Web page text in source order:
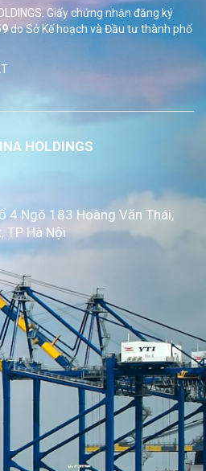
Giấy chứng nhận đăng ký
do SởKế hoạch và Đầu tư thành phố
HOLDINGS
4 Ngõ 183 Hoàng Văn Thái,
TP Hà Nội